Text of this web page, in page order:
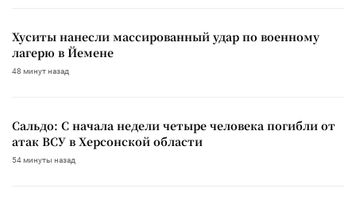
Хуситы нанесли массированный удар по военному
лагерю в Йемене
48 минут назад
Сальдо: С начала недели четыре человека погибли от
атак ВСУ в Херсонской области
54 минуты назад